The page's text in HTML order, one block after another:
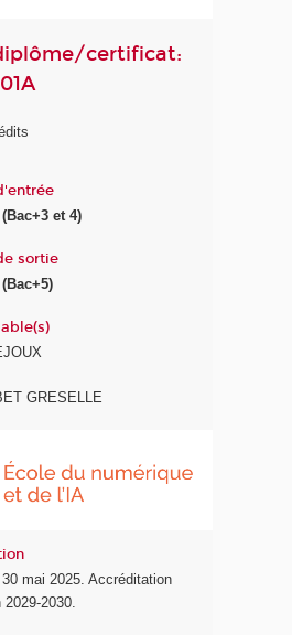
certificat:
et 4)
sortie
GRESELLE
mai 2025. Accréditation
2030.